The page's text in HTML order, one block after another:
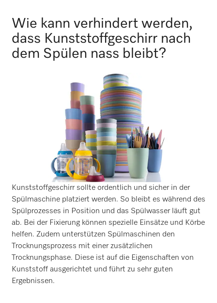
Wie kann verhindert werden,
dass Kunststoffgeschirr nach
dem Spülen nass bleibt?
Kunststoffgeschirr sollte ordentlich und sicher in der
Spülmaschine platziert werden. So bleibt es während des
Spülprozesses in Position und das Spülwasser läuft gut
ab. Bei der Fixierung können spezielle Einsätze und Körbe
helfen. Zudem unterstützen Spülmaschinen den
Trocknungsprozess mit einer zusätzlichen
Trocknungsphase. Diese ist auf die Eigenschaften von
Kunststoff ausgerichtet und führt zu sehr guten
Ergebnissen.